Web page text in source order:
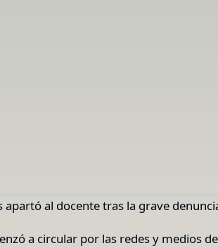
apartó al docente tras la grave
a circular por las redes y medios